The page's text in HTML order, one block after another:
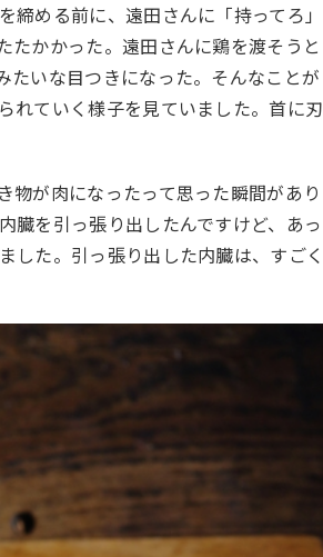
める前に、遠田さんに「持ってろ」
たかかった。遠田さんに鶏を渡そうと
たいな目つきになった。そんなことが
れていく様子を見ていました。首に刃
物が肉になったって思った瞬間があり
臓を引っ張り出したんですけど、あっ
した。引っ張り出した内臓は、すごく